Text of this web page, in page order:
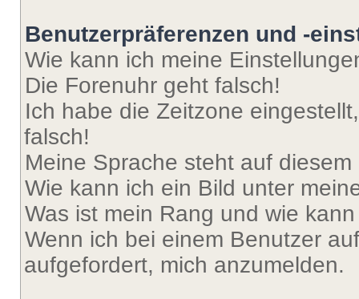
Benutzerpräferenzen und -
Wie kann ich meine
Die Forenuhr geht falsch!
Ich habe die Zeitzone
falsch!
Meine Sprache steht auf
Wie kann ich ein Bild unter
Was ist mein Rang und wie
Wenn ich bei einem Benutzer
aufgefordert, mich anzumelden.